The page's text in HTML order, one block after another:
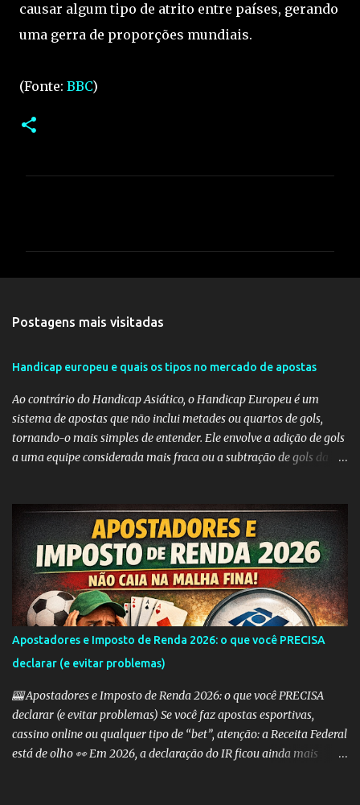
causar algum tipo de atrito entre países, gerando
uma gerra de proporções mundiais.
(Fonte: BBC)
o
s
Postagens mais visitadas
Handicap europeu e quais os tipos no mercado de apostas
Ao contrário do Handicap Asiático, o Handicap Europeu é um
sistema de apostas que não inclui metades ou quartos de gols,
tornando-o mais simples de entender. Ele envolve a adição de gols
a uma equipe considerada mais fraca ou a subtração de gols da
tornando-os mais atraentes para os apostadores. Aqui estão
alguns dos tipos mais comuns de Handicap Europeu no mercado
de apostas: Handicap Europeu +1: Nesta aposta, uma equipe é
considerada com uma vantagem de 1 gol antes mesmo do início do
jogo. Isso significa que, se a equipe perder por um gol de diferença,
a aposta é vencedora. Se houver um empate ou se a equipe ganhar,
a aposta também é vencedora. Handicap Europeu +2: Semelhante
ao exemplo anterior, aqui a equipe recebe uma vantagem de 2
gols. Isso significa que a aposta é vencedora se a equipe perder por
uma diferença de até 2 gols. Se a equipe perder por 3 ou m...
Apostadores e Imposto de Renda 2026: o que você PRECISA
declarar (e evitar problemas)
🎰 Apostadores e Imposto de Renda 2026: o que você PRECISA
declarar (e evitar problemas) Se você faz apostas esportivas,
cassino online ou qualquer tipo de “bet”, atenção: a Receita Federal
está de olho 👀 Em 2026, a declaração do IR ficou ainda mais